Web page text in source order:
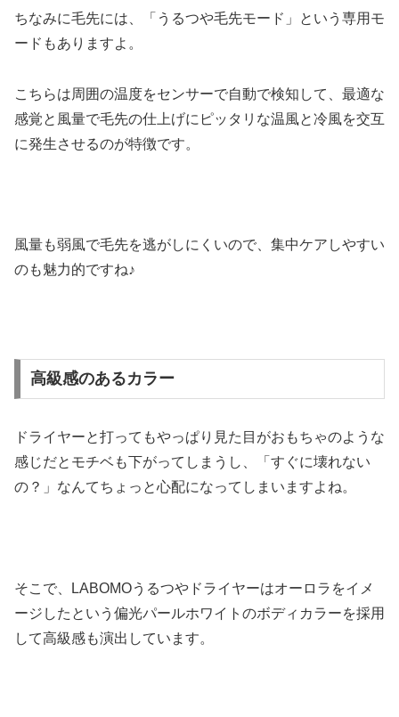
ちなみに毛先には、「うるつや毛先モード」という専用モ
ードもありますよ。
こちらは周囲の温度をセンサーで自動で検知して、最適な
感覚と風量で毛先の仕上げにピッタリな温風と冷風を交互
に発生させるのが特徴です。
風量も弱風で毛先を逃がしにくいので、集中ケアしやすい
のも魅力的ですね♪
高級感のあるカラー
ドライヤーと打ってもやっぱり見た目がおもちゃのような
感じだとモチベも下がってしまうし、「すぐに壊れない
の？」なんてちょっと心配になってしまいますよね。
そこで、LABOMOうるつやドライヤーはオーロラをイメ
ージしたという偏光パールホワイトのボディカラーを採用
して高級感も演出しています。